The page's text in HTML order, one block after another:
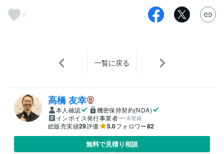
9
一覧に戻る
高橋 友幸
本人確認
機密保持契約(NDA)
インボイス発行事業者
未登録
総販売実績29評価 5.0フォロワー82
無料で見積り相談